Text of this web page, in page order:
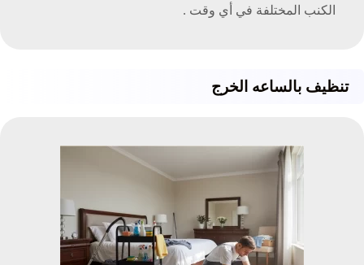
الكنب المختلفة في أي وقت .
تنظيف بالساعه الخرج